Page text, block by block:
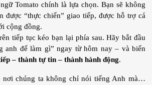
Tomato chính là lựa chọn. Bạn sẽ không
được “thực chiến” giao tiếp, được hỗ trợ cá
cộng đồng.
anh để làm gì” ngay từ hôm nay – và biến
– thành tự tin – thành hành động.
nơi chúng ta không chỉ nói tiếng Anh mà…